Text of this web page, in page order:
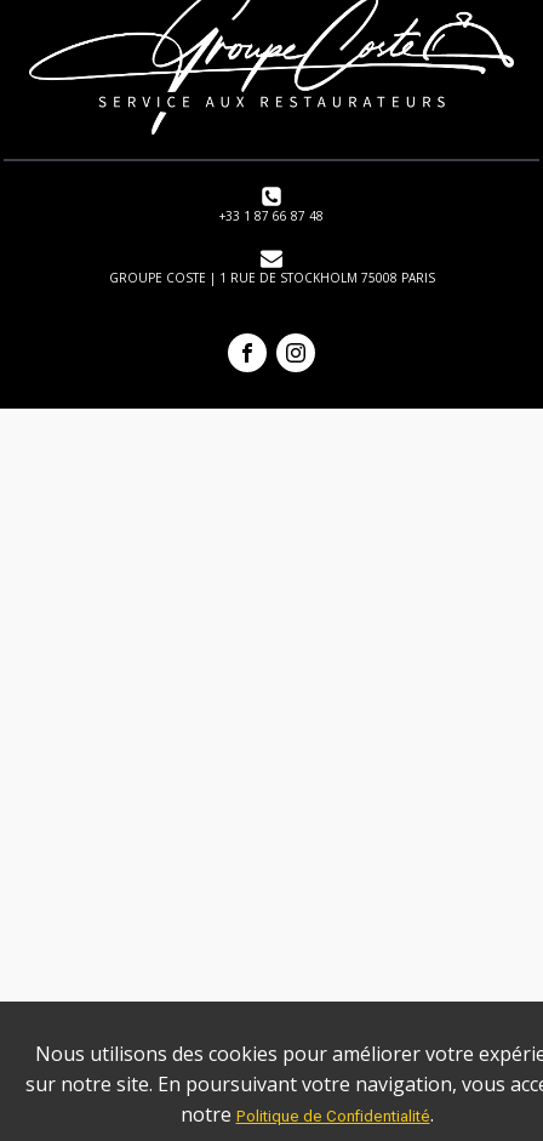
+33 1 87 66 87 48
GROUPE COSTE | 1 RUE DE STOCKHOLM 75008 PARIS
Nous utilisons des cookies pour améliorer votre
sur notre site. En poursuivant votre navigation, vous
notre Politique de Confidentialité.